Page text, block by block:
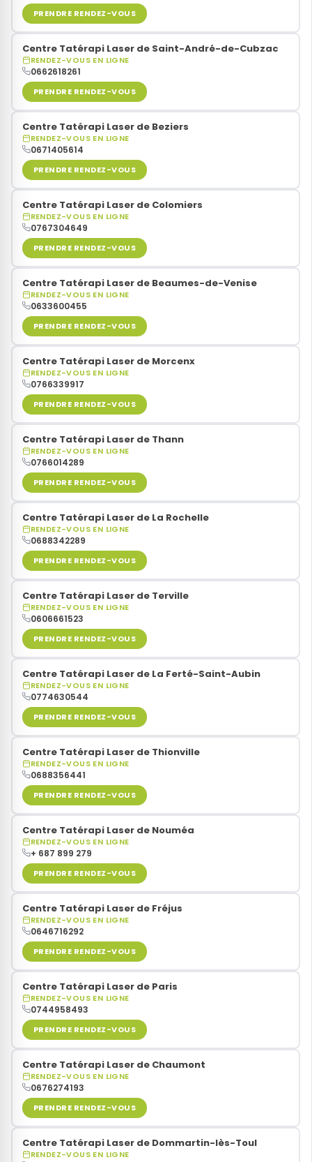
PRENDRE RENDEZ-VOUS
Centre Tatérapi Laser de Saint-André-de-Cubzac
RENDEZ-VOUS EN LIGNE
0662618261
PRENDRE RENDEZ-VOUS
Centre Tatérapi Laser de Beziers
RENDEZ-VOUS EN LIGNE
0671405614
PRENDRE RENDEZ-VOUS
Centre Tatérapi Laser de Colomiers
RENDEZ-VOUS EN LIGNE
0767304649
PRENDRE RENDEZ-VOUS
Centre Tatérapi Laser de Beaumes-de-Venise
RENDEZ-VOUS EN LIGNE
0633600455
PRENDRE RENDEZ-VOUS
Centre Tatérapi Laser de Morcenx
RENDEZ-VOUS EN LIGNE
0766339917
PRENDRE RENDEZ-VOUS
Centre Tatérapi Laser de Thann
RENDEZ-VOUS EN LIGNE
0766014289
PRENDRE RENDEZ-VOUS
Centre Tatérapi Laser de La Rochelle
RENDEZ-VOUS EN LIGNE
0688342289
PRENDRE RENDEZ-VOUS
Centre Tatérapi Laser de Terville
RENDEZ-VOUS EN LIGNE
0606661523
PRENDRE RENDEZ-VOUS
Centre Tatérapi Laser de La Ferté-Saint-Aubin
RENDEZ-VOUS EN LIGNE
0774630544
PRENDRE RENDEZ-VOUS
Centre Tatérapi Laser de Thionville
RENDEZ-VOUS EN LIGNE
0688356441
PRENDRE RENDEZ-VOUS
Centre Tatérapi Laser de Nouméa
RENDEZ-VOUS EN LIGNE
+ 687 899 279
PRENDRE RENDEZ-VOUS
Centre Tatérapi Laser de Fréjus
RENDEZ-VOUS EN LIGNE
0646716292
PRENDRE RENDEZ-VOUS
Centre Tatérapi Laser de Paris
RENDEZ-VOUS EN LIGNE
0744958493
PRENDRE RENDEZ-VOUS
Centre Tatérapi Laser de Chaumont
RENDEZ-VOUS EN LIGNE
0676274193
PRENDRE RENDEZ-VOUS
Centre Tatérapi Laser de Dommartin-lès-Toul
RENDEZ-VOUS EN LIGNE